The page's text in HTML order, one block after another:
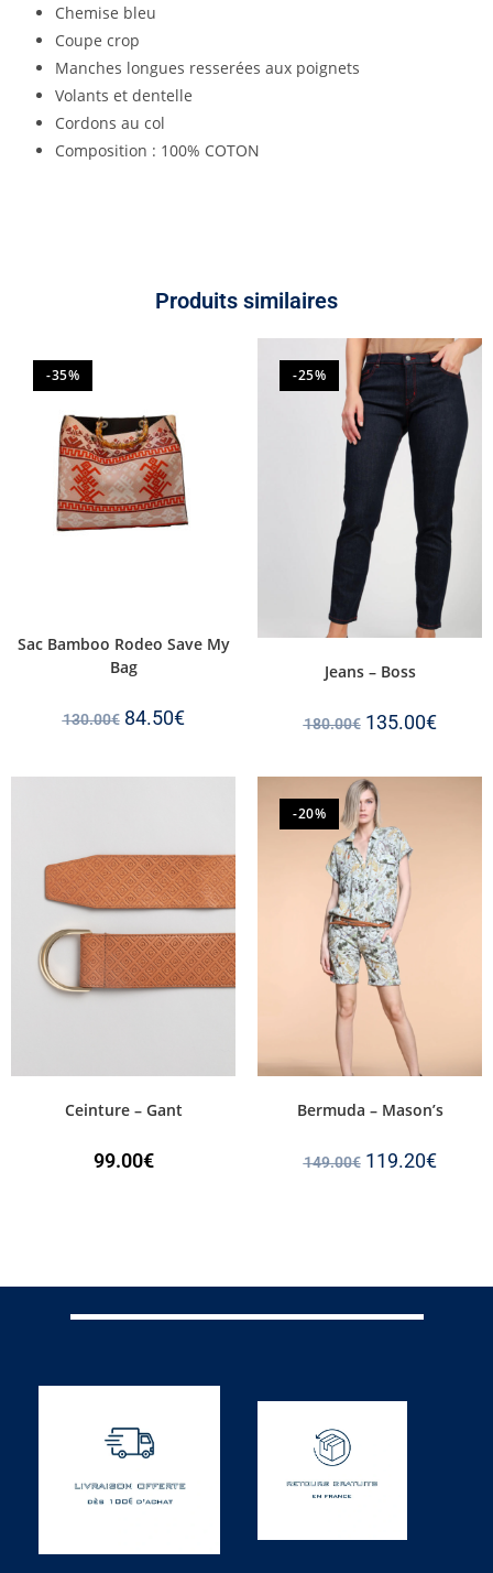
Chemise bleu
Coupe crop
Manches longues resserées aux poignets
Volants et dentelle
Cordons au col
Composition : 100% COTON
Produits similaires
-35%
Sac Bamboo Rodeo Save My
Bag
130.00€ 84.50€
-25%
Jeans – Boss
180.00€ 135.00€
Ceinture – Gant
99.00€
-20%
Bermuda – Mason’s
149.00€ 119.20€